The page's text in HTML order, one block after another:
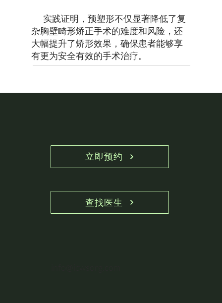
实践证明，预塑形不仅显著降低了复
杂胸壁畸形矫正手术的难度和风险，还
大幅提升了矫形效果，确保患者能够享
有更为安全有效的手术治疗。
查找医生
立即预约